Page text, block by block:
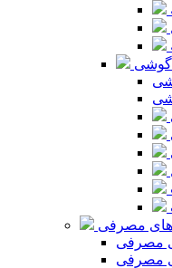
گوشی
مصرفی
مصرفی
مصرفی